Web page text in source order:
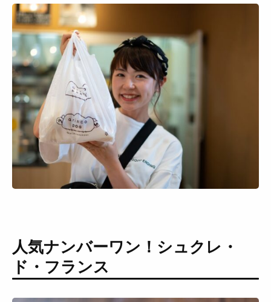
人気ナンバーワン！シュクレ・
ド・フランス